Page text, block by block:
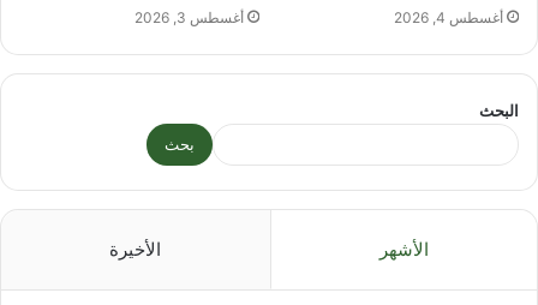
أغسطس 4, 2026 أغسطس 3, 2026
البحث
بحث
الأشهر الأخيرة